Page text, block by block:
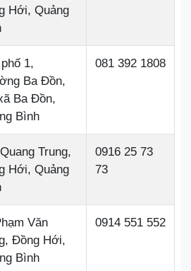
Hới, Quảng
1,
Ba Đồn,
Ba Đồn,
Bình
081 392 1808
Trung,
Hới, Quảng
0916 25 73
73
Văn
Đồng Hới,
Bình
0914 551 552